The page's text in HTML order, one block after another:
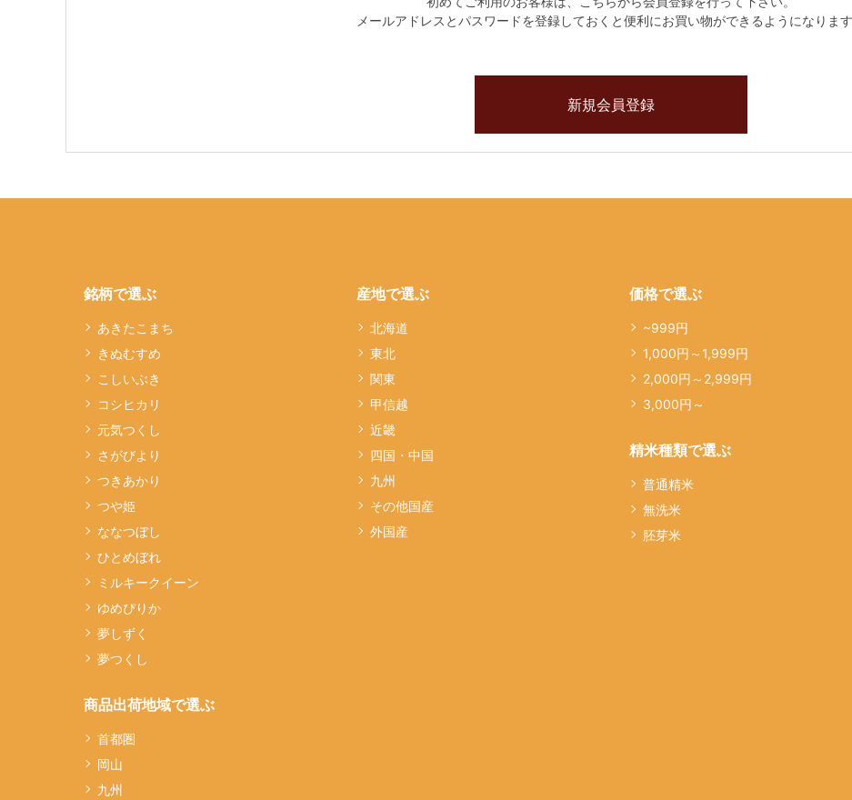
メールアドレスとパスワードを登録しておくと便利にお買い物ができるようになります
銘柄で選ぶ
あきたこまち
きぬむすめ
こしいぶき
コシヒカリ
元気つくし
さがびより
つきあかり
つや姫
ななつぼし
ひとめぼれ
ミルキークイーン
ゆめぴりか
夢しずく
夢つくし
商品出荷地域で選ぶ
首都圏
岡山
九州
産地で選ぶ
北海道
東北
関東
甲信越
近畿
四国・中国
九州
その他国産
外国産
価格で選ぶ
~999円
1,000円～1,999円
2,000円～2,999円
3,000円～
精米種類で選ぶ
普通精米
無洗米
胚芽米